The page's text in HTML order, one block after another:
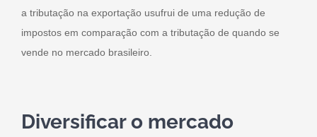
a tributação na exportação usufrui de uma redução de
impostos em comparação com a tributação de quando se
vende no mercado brasileiro.
Diversificar o mercado